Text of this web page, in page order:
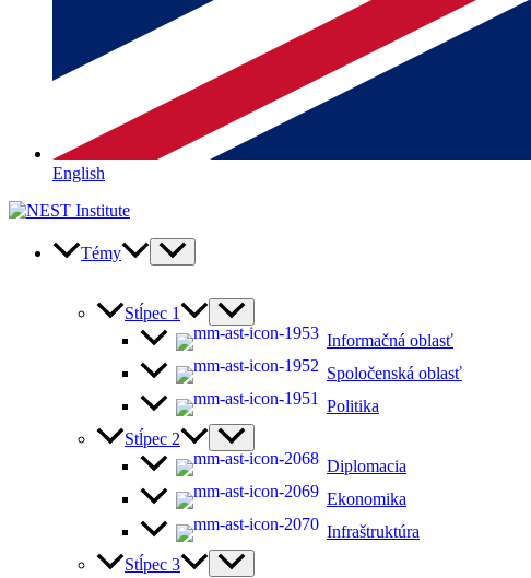
English
Témy
Stĺpec 1
Informačná oblasť
Spoločenská oblasť
Politika
Stĺpec 2
Diplomacia
Ekonomika
Infraštruktúra
Stĺpec 3